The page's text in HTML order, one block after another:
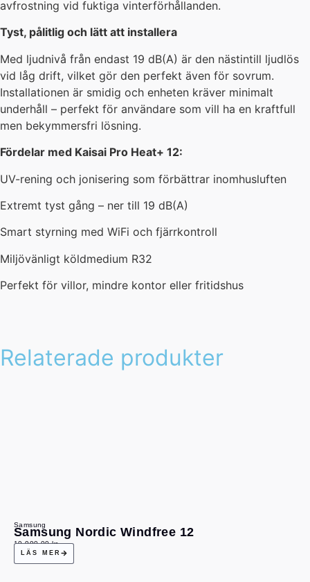
avfrostning vid fuktiga vinterförhållanden.
Tyst, pålitlig och lätt att installera
Med ljudnivå från endast 19 dB(A) är den nästintill ljudlös
vid låg drift, vilket gör den perfekt även för sovrum.
Installationen är smidig och enheten kräver minimalt
underhåll – perfekt för användare som vill ha en kraftfull
men bekymmersfri lösning.
Fördelar med Kaisai Pro Heat+ 12:
UV-rening och jonisering som förbättrar inomhusluften
Extremt tyst gång – ner till 19 dB(A)
Smart styrning med WiFi och fjärrkontroll
Miljövänligt köldmedium R32
Perfekt för villor, mindre kontor eller fritidshus
Relaterade produkter
Samsung
Samsung Nordic Windfree 12
19 990,00kr
LÄS MER